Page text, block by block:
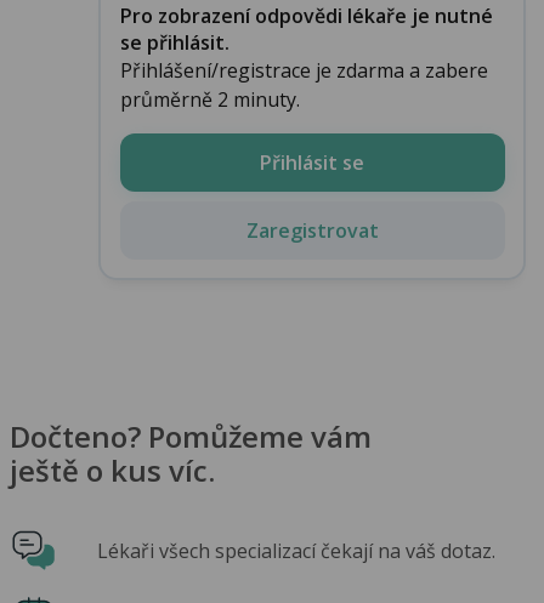
Pro zobrazení odpovědi lékaře je nutné
se přihlásit.
Přihlášení/registrace je zdarma a zabere
průměrně 2 minuty.
Přihlásit se
Zaregistrovat
Dočteno? Pomůžeme vám
ještě o kus víc.
Lékaři všech specializací čekají na váš dotaz.